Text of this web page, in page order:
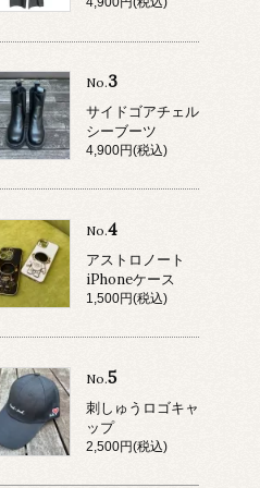
No.3
サイドゴアチェル
シーブーツ
4,900円(税込)
No.4
アストロノート
iPhoneケース
1,500円(税込)
No.5
刺しゅうロゴキャ
ップ
2,500円(税込)